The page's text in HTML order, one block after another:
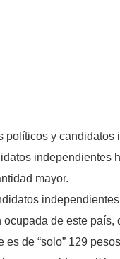
políticos y candidatos
independientes
mayor.
de este país,
de “solo” 129